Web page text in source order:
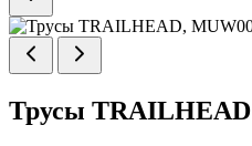
Трусы TRAILHEAD